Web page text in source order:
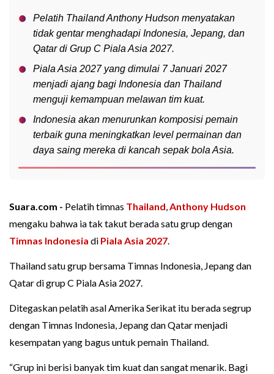
Pelatih Thailand Anthony Hudson menyatakan
tidak gentar menghadapi Indonesia, Jepang, dan
Qatar di Grup C Piala Asia 2027.
Piala Asia 2027 yang dimulai 7 Januari 2027
menjadi ajang bagi Indonesia dan Thailand
menguji kemampuan melawan tim kuat.
Indonesia akan menurunkan komposisi pemain
terbaik guna meningkatkan level permainan dan
daya saing mereka di kancah sepak bola Asia.
Suara.com - Pelatih timnas Thailand,Anthony Hudson
mengaku bahwa ia tak takut berada satu grup dengan
Timnas Indonesia di Piala Asia 2027.
Thailand satu grup bersama Timnas Indonesia, Jepang dan
Qatar di grup C Piala Asia 2027.
Ditegaskan pelatih asal Amerika Serikat itu berada segrup
dengan Timnas Indonesia, Jepang dan Qatar menjadi
kesempatan yang bagus untuk pemain Thailand.
“Grup ini berisi banyak tim kuat dan sangat menarik. Bagi